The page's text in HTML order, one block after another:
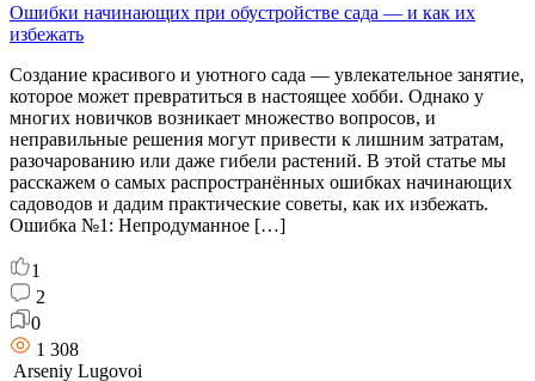
Ошибки начинающих при обустройстве сада — и как их
избежать
Создание красивого и уютного сада — увлекательное занятие,
которое может превратиться в настоящее хобби. Однако у
многих новичков возникает множество вопросов, и
неправильные решения могут привести к лишним затратам,
разочарованию или даже гибели растений. В этой статье мы
расскажем о самых распространённых ошибках начинающих
садоводов и дадим практические советы, как их избежать.
Ошибка №1: Непродуманное […]
1
2
0
1 308
Arseniy Lugovoi